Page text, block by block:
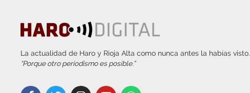
La actualidad de Haro y Rioja Alta como nunca antes la habías visto.
“Porque otro periodismo es posible.”